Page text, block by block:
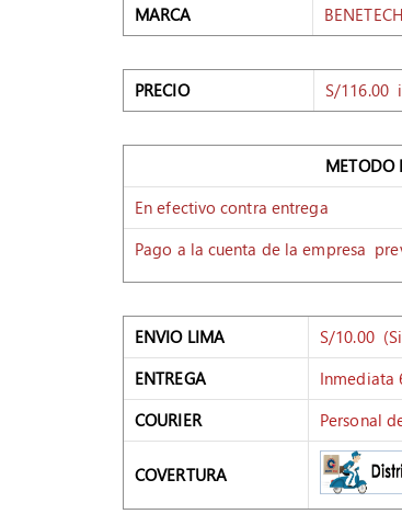
MARCA
BENETECH
PRECIO S/116.00
METODO
En efectivo contra entrega
Pago a la cuenta de la empresa
ENVIO LIMA
S/10.00
ENTREGA
Inmediata
COURIER
Personal
COVERTURA